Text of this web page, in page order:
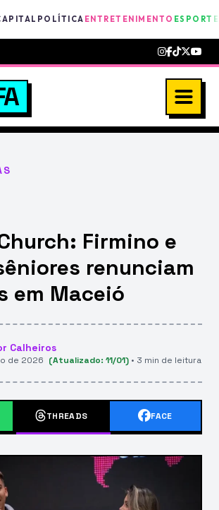
POLÍTICA ENTRETENIMENTO
Firmino e
renunciam
em Maceió
Calheiros
de 2026 (Atualizado: 11/01) • 3 min de leitura
THREADS FACE